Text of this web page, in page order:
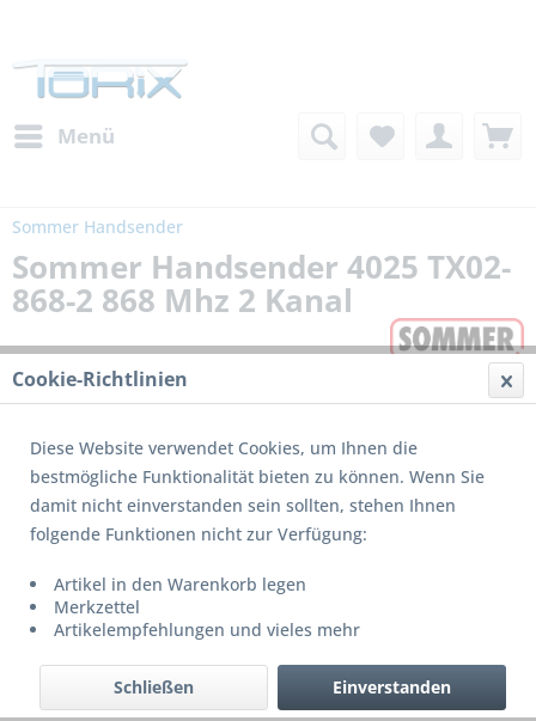
Menü
Sommer Handsender
Sommer Handsender 4025 TX02-
868-2 868 Mhz 2 Kanal
Dieses Produkt wird nicht mehr produziert
bzw. ist nicht mehr lieferbar!
Cookie-Richtlinien
Diese Website verwendet Cookies, um Ihnen die
bestmögliche Funktionalität bieten zu können. Wenn Sie
damit nicht einverstanden sein sollten, stehen Ihnen
folgende Funktionen nicht zur Verfügung:
Artikel in den Warenkorb legen
Merkzettel
Artikelempfehlungen und vieles mehr
Einverstanden
Schließen